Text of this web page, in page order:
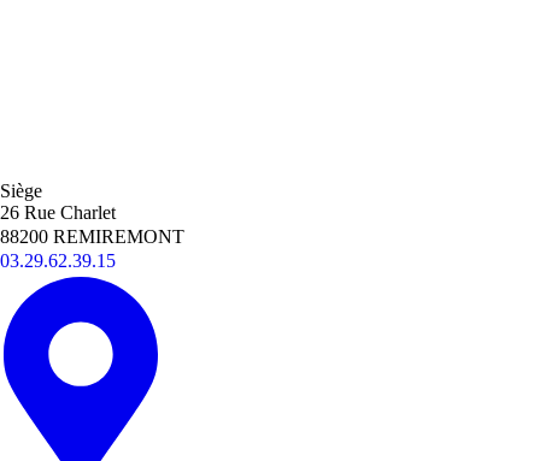
Siège
26 Rue Charlet
88200 REMIREMONT
03.29.62.39.15